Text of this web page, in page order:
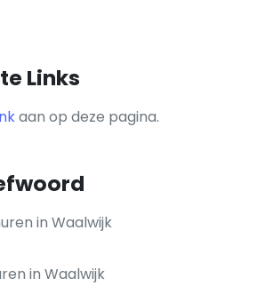
Links
aan op deze pagina.
in Waalwijk
in Waalwijk